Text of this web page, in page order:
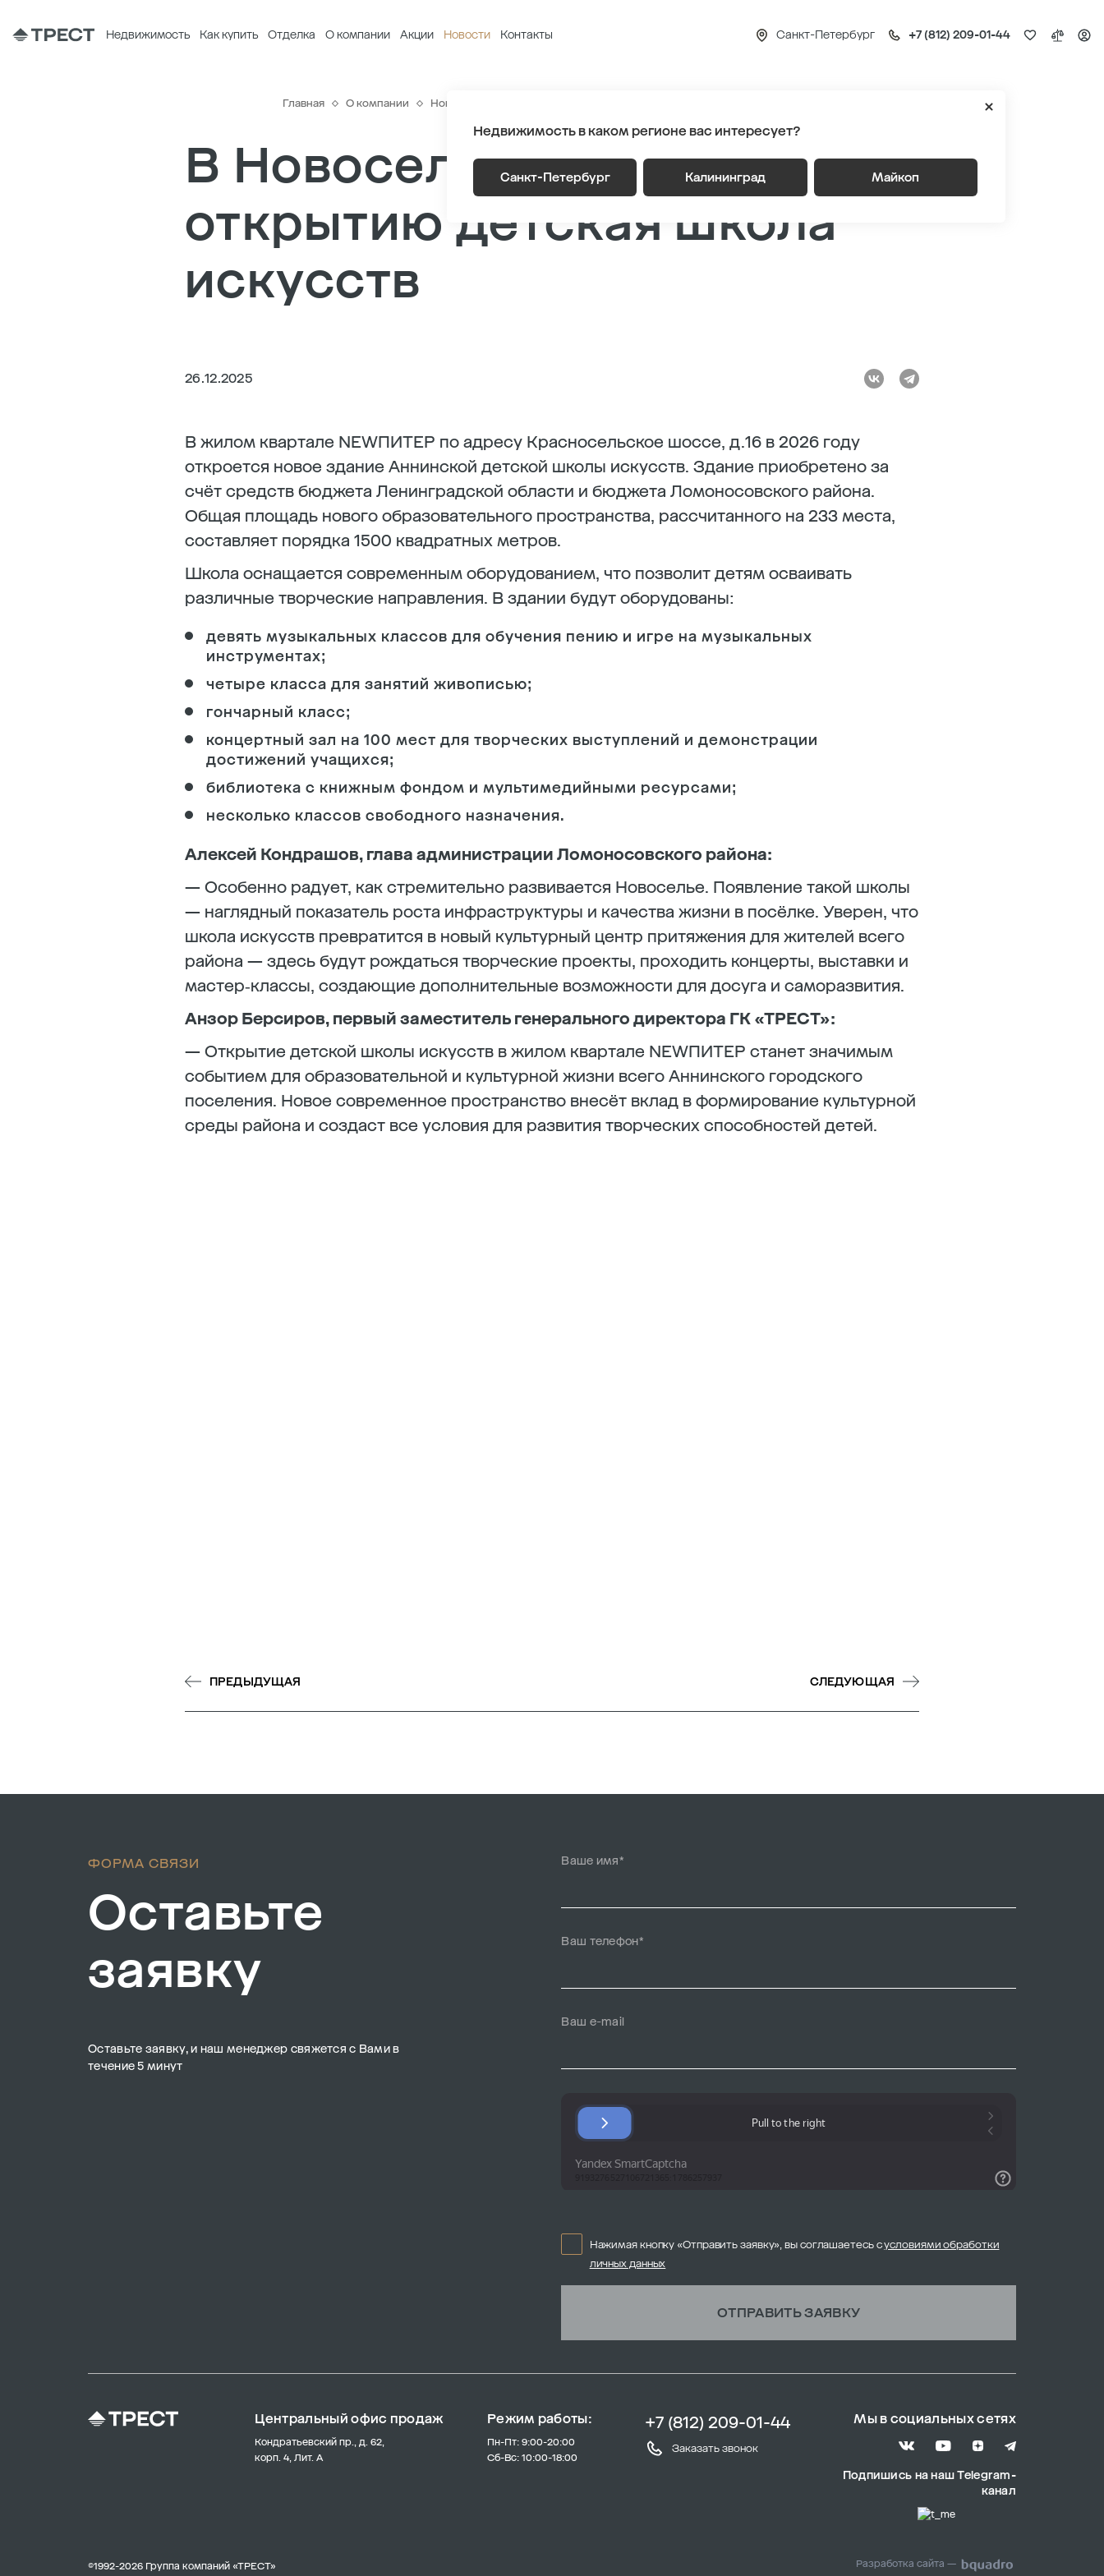
Недвижимость Как купить Отделка О компании Акции Новости Контакты Санкт-Петербург +7 (812) 209-01-44
Недвижимость в каком регионе вас интересует?
Санкт-Петербург Калининград Майкоп
Главная О компании Новости
В Новоселье готовится к
открытию детская школа
искусств
26.12.2025
В жилом квартале NEWПИТЕР по адресу Красносельское шоссе, д.16 в 2026 году
откроется новое здание Аннинской детской школы искусств. Здание приобретено за
счёт средств бюджета Ленинградской области и бюджета Ломоносовского района.
Общая площадь нового образовательного пространства, рассчитанного на 233 места,
составляет порядка 1500 квадратных метров.
Школа оснащается современным оборудованием, что позволит детям осваивать
различные творческие направления. В здании будут оборудованы:
девять музыкальных классов для обучения пению и игре на музыкальных
инструментах;
четыре класса для занятий живописью;
гончарный класс;
концертный зал на 100 мест для творческих выступлений и демонстрации
достижений учащихся;
библиотека с книжным фондом и мультимедийными ресурсами;
несколько классов свободного назначения.
Алексей Кондрашов, глава администрации Ломоносовского района:
— Особенно радует, как стремительно развивается Новоселье. Появление такой школы
— наглядный показатель роста инфраструктуры и качества жизни в посёлке. Уверен, что
школа искусств превратится в новый культурный центр притяжения для жителей всего
района — здесь будут рождаться творческие проекты, проходить концерты, выставки и
мастер‑классы, создающие дополнительные возможности для досуга и саморазвития.
Анзор Берсиров, первый заместитель генерального директора ГК «ТРЕСТ»:
— Открытие детской школы искусств в жилом квартале NEWПИТЕР станет значимым
событием для образовательной и культурной жизни всего Аннинского городского
поселения. Новое современное пространство внесёт вклад в формирование культурной
среды района и создаст все условия для развития творческих способностей детей.
ПРЕДЫДУЩАЯ СЛЕДУЮЩАЯ
ФОРМА СВЯЗИ
Оставьте
заявку
Оставьте заявку, и наш менеджер свяжется с Вами в
течение 5 минут
Ваше имя*
Ваш телефон*
Ваш e-mail
Нажимая кнопку «Отправить заявку», вы соглашаетесь сусловиями обработки
личных данных
ОТПРАВИТЬ ЗАЯВКУ
Центральный офис продаж
Кондратьевский пр., д. 62,
корп. 4, Лит. А
Режим работы:
Пн-Пт: 9:00-20:00
Сб-Вс: 10:00-18:00
+7 (812) 209-01-44
Заказать звонок
Мы в социальных сетях
Подпишись на наш Telegram-
канал
©1992-2026 Группа компаний «ТРЕСТ» Разработка сайта —